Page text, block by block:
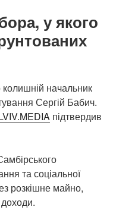
у якого
начальник
Сергій Бабич.
підтвердив
та соціальної
розкішне майно,